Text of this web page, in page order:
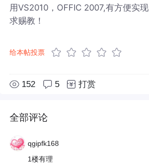
用VS2010，OFFIC 2007,有方便实
求赐教！
给本帖投票
152 5 打赏
全部评论
qgipfk168
1楼有理